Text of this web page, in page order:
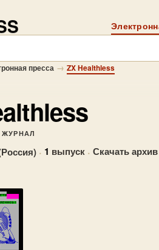
пресса → ZX Healthless
· 1 выпуск · Скачать архив